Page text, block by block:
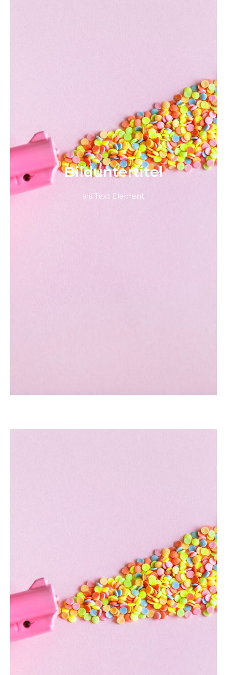
Bild­unter­titel
als Text Element